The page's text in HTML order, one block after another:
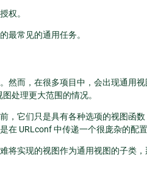
权。
最常见的通用任务。
然而，在很多项目中，会出现通用
处理更大范围的情况。
它们只是具有各种选项的视图函
在 URLconf 中传递一个很庞杂的配置
将实现的视图作为通用视图的子类